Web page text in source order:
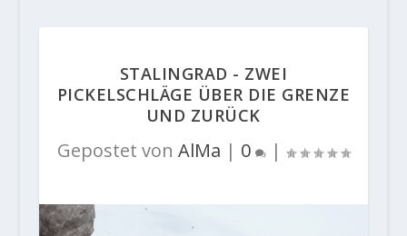
STALINGRAD - ZWEI
PICKELSCHLÄGE ÜBER DIE GRENZE
UND ZURÜCK
Gepostet von AlMa | 0 |